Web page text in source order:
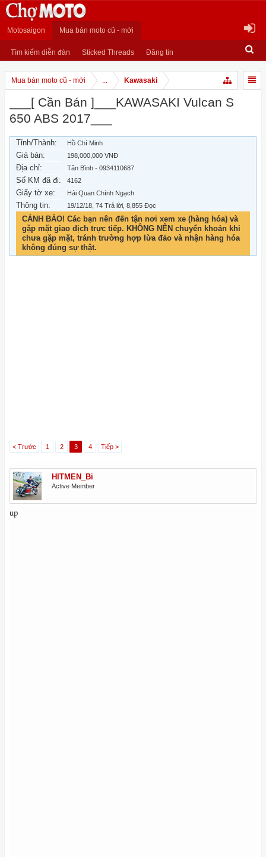
Motosaigon Mua bán moto cũ - mới
Tìm kiếm diễn đàn Sticked Threads Đăng tin
Mua bán moto cũ - mới ... Kawasaki
___[ Cần Bán ]___KAWASAKI Vulcan S
650 ABS 2017___
Tỉnh/Thành: Hồ Chí Minh
Giá bán: 198,000,000 VNĐ
Địa chỉ: Tân Bình - 0934110687
Số KM đã đi: 4162
Giấy tờ xe: Hải Quan Chính Ngạch
Thông tin: 19/12/18 , 74 Trả lời, 8,855 Đọc
CẢNH BÁO! Các bạn nên đến tận nơi xem xe (hàng hóa) và
gặp mặt giao dịch trực tiếp. KHÔNG NÊN chuyển khoản khi
chưa gặp mặt, tránh trường hợp lừa đảo và nhận hàng hóa
không đúng sự thật.
< Trước 1 2 3 4 Tiếp >
HITMEN_Bi
Active Member
up